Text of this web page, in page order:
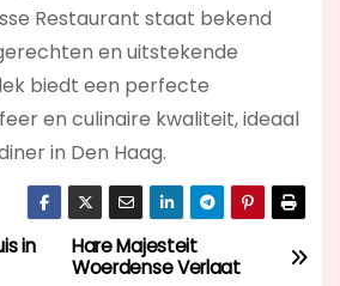
Restaurant staat bekend
en uitstekende
biedt een perfecte
en culinaire kwaliteit, ideaal
in Den Haag.
Hare Majesteit
Woerdense Verlaat
in